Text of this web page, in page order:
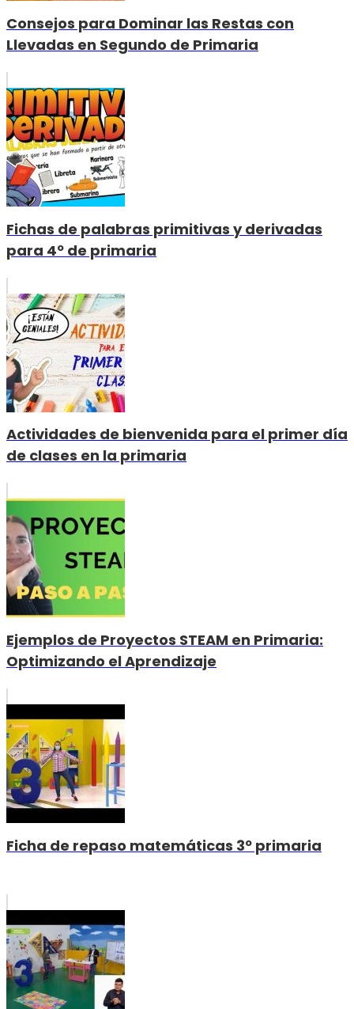
Consejos para Dominar las Restas con
Llevadas en Segundo de Primaria
Fichas de palabras primitivas y derivadas
para 4º de primaria
Actividades de bienvenida para el primer día
de clases en la primaria
Ejemplos de Proyectos STEAM en Primaria:
Optimizando el Aprendizaje
Ficha de repaso matemáticas 3º primaria